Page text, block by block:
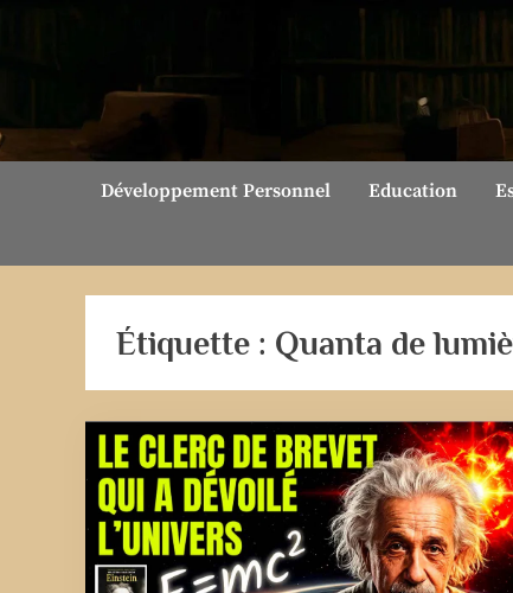
Développement Personnel Education
Étiquette : Quanta de